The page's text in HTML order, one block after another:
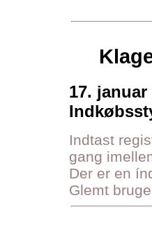
17.
Indtast
gang
Der er en
Glemt